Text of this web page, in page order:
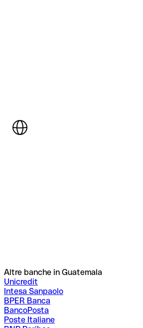
Altre banche in Guatemala
Unicredit
Intesa Sanpaolo
BPER Banca
BancoPosta
Poste Italiane